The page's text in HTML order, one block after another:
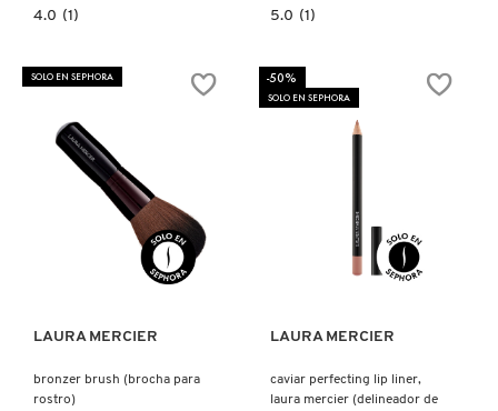
4.0
BRUSH
4.0 (1)
5.0
(BROCHA
PARA
MAQUILLAJE)
5.0 (1)
SOLO EN SEPHORA
Ver más
LAURA MERCIER
bronzer brush (brocha para
rostro)
-50%
SOLO EN SEPHORA
Ver más
LAURA MERCIER
caviar perfecting lip liner,
laura mercier (delineador de